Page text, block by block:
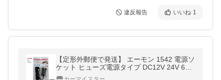
違反報告 いいね 1
【定形外郵便で発送】 エーモン 1542 電源ソ
ケット ヒューズ電源タイプ DC12V 24V 60
W以下 【代引不可】